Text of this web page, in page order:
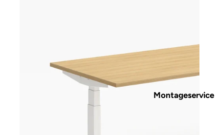
Montageservice